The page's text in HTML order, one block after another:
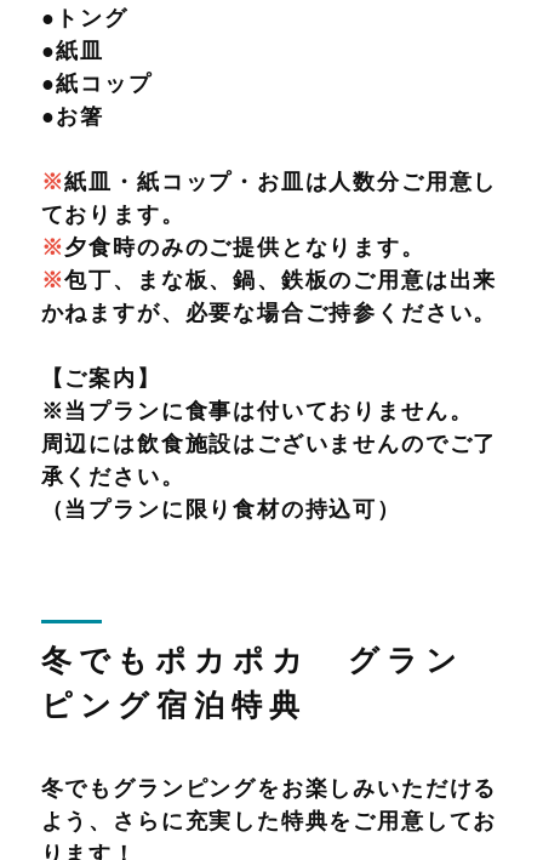
●トング
●紙皿
●紙コップ
●お箸
※紙皿・紙コップ・お皿は人数分ご用意し
ております。
※夕食時のみのご提供となります。
※包丁、まな板、鍋、鉄板のご用意は出来
かねますが、必要な場合ご持参ください。
【ご案内】
※当プランに食事は付いておりません。
周辺には飲食施設はございませんのでご了
承ください。
（当プランに限り食材の持込可）
冬でもポカポカ グラン
ピング宿泊特典
冬でもグランピングをお楽しみいただける
よう、さらに充実した特典をご用意してお
ります！